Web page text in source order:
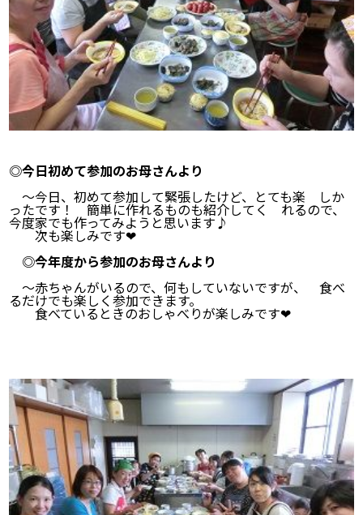
◎今日初めて参加のお母さんより
～今日、初めて参加して緊張したけど、とても楽 しか
ったです！ 簡単に作れるものも紹介してく れるので、
今度家でも作ってみようと思います♪
次も楽しみです❤
◎今年度から参加のお母さんより
～赤ちゃんがいるので、何もしていないですが、 食べ
るだけでも楽しく参加できます。
食べているときのおしゃべりが楽しみです❤